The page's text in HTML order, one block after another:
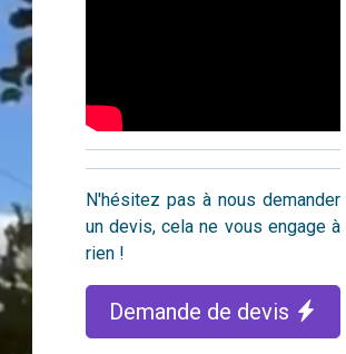
N'hésitez pas à nous demander
un devis, cela ne vous engage à
rien !
Demande de devis